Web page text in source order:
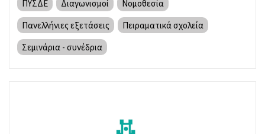
ΠΥΣΔΕ
Διαγωνισμοί
Νομοθεσία
Πανελλήνιες εξετάσεις
Πειραματικά σχολεία
Σεμινάρια - συνέδρια